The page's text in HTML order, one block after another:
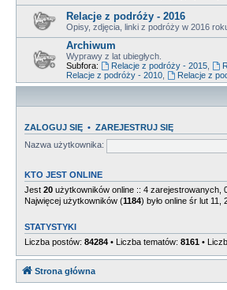
Relacje z podróży - 2016
Opisy, zdjęcia, linki z podróży w 2016
Archiwum
Wyprawy z lat ubiegłych.
Subfora:
Relacje z podróży - 2015,
Relacje z podróży - 2010
Relacje z
ZALOGUJ SIĘ • ZAREJESTRUJ SIĘ
Nazwa użytkownika:
KTO JEST ONLINE
Jest 20 użytkowników online :: 4 zarejestrowanych,
Najwięcej użytkowników (1184) było online śr lut 11,
STATYSTYKI
Liczba postów: 84284 • Liczba tematów: 8161 •
Strona główna